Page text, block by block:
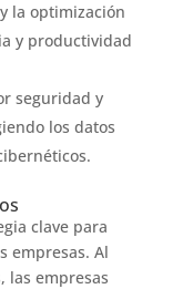
la optimización
y productividad
seguridad y
los datos
clave para
empresas. Al
las empresas